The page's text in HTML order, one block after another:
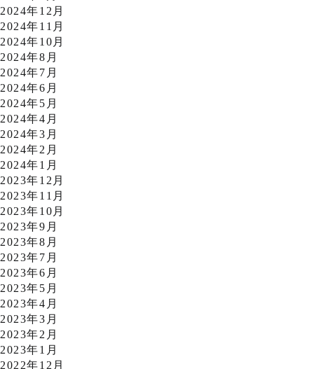
2024年12月
2024年11月
2024年10月
2024年8月
2024年7月
2024年6月
2024年5月
2024年4月
2024年3月
2024年2月
2024年1月
2023年12月
2023年11月
2023年10月
2023年9月
2023年8月
2023年7月
2023年6月
2023年5月
2023年4月
2023年3月
2023年2月
2023年1月
2022年12月